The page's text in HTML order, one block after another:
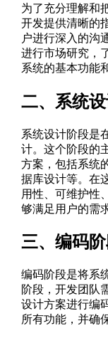
为了充分理解和
开发提供清晰的
户进行深入的沟
进行市场研究，
系统的基本功能
二、系统
系统设计阶段是
计。这个阶段的
方案，包括系统
据库设计等。在
用性、可维护性
够满足用户的需求
三、编码
编码阶段是将系
阶段，开发团队
设计方案进行编
所有功能，并确